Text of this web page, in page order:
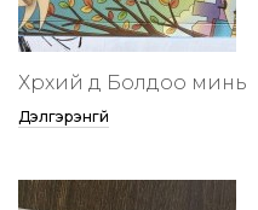
Хөөрхий дөө Болдоо минь
Дэлгэрэнгүй